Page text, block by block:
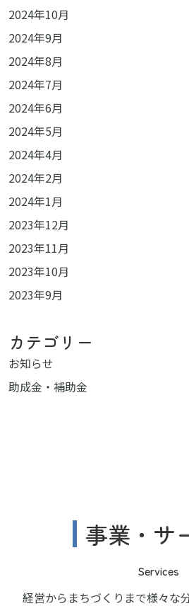
2024年10月
2024年9月
2024年8月
2024年7月
2024年6月
2024年5月
2024年4月
2024年2月
2024年1月
2023年12月
2023年11月
2023年10月
2023年9月
カテゴリー
お知らせ
助成金・補助金
事業・サ
Services
経営からまちづくりまで様々な